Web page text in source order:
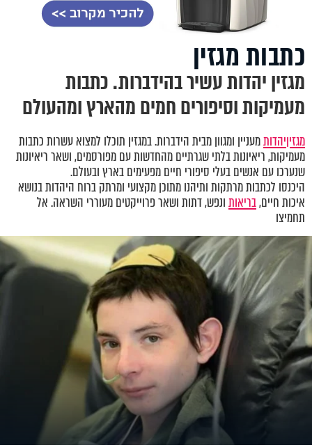
כתבות מגזין
מגזין יהדות עשיר בהידברות. כתבות
מעמיקות וסיפורים חמים מהארץ ומהעולם
מגזיןיהדותמעניין ומגוון מבית הידברות. במגזין תוכלו למצוא עשרות כתבות
מעמיקות, ריאיונות בלתי שגרתיים מהחדשות עם מפורסמים, ושאר ריאיונות
שנערכו עם אנשים בעלי סיפורי חיים מפעימים בארץ ובעולם.
היכנסו לכתבות מרתקות ותיהנו מתוכן מקצועי ומרתק ברוח היהדות בנושא
איכות חיים,בריאותונפש, דתות ושאר פרוייקטים מעוררי השראה. אל
תחמיצו